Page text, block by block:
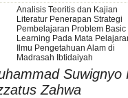
Analisis Teoritis dan Kajian
Literatur Penerapan Strategi
Pembelajaran Problem Basic
Learning Pada Mata
Ilmu Pengetahuan Alam di
Madrasah Ibtidaiyah
Suwignyo
Zahwa